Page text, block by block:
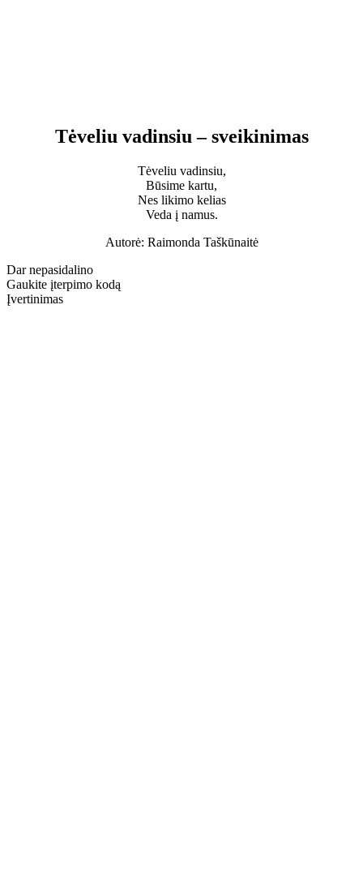
Tėveliu vadinsiu – sveikinimas
Tėveliu vadinsiu,
Būsime kartu,
Nes likimo kelias
Veda į namus.
Autorė: Raimonda Taškūnaitė
Dar nepasidalino
Gaukite įterpimo kodą
Įvertinimas